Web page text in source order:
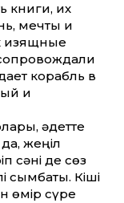
книги, их
мечты и
изящные
корабль в
и
әдет­те
жеңіл
сәні де сөз
сымбаты. Кіші
өмір сүре